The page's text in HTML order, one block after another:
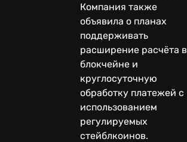
Компания также
объявила о планах
поддерживать
расширение расчёта в
блокчейне и
круглосуточную
обработку платежей с
использованием
регулируемых
стейблкоинов.